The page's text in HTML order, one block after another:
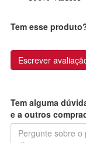
Tem esse
Escrever
Tem alguma
e a outros